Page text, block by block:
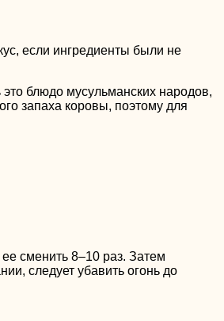
если ингредиенты были не
блюдо мусульманских народов,
запаха коровы, поэтому для
сменить 8–10 раз. Затем
следует убавить огонь до